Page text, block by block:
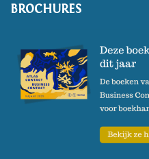
BROCHURES